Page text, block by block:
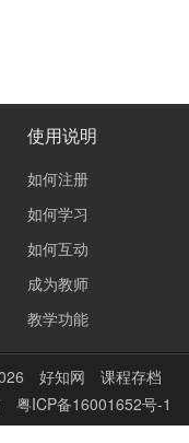
使用说明
如何注册
如何学习
如何互动
成为教师
教学功能
好知网
课程存档
粤ICP备16001652号-1